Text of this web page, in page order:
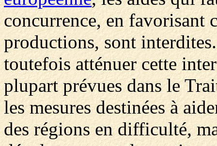
concurrence, en favorisant
productions, sont
toutefois atténuer cette
plupart prévues dans le
les mesures destinées à
des régions en difficulté,